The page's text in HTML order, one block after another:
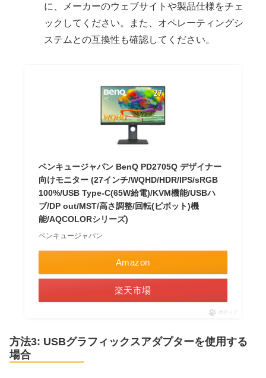
に、メーカーのウェブサイトや製品仕様をチェ
ックしてください。また、オペレーティングシ
ステムとの互換性も確認してください。
ベンキュージャパン BenQ PD2705Q デザイナー
向けモニター (27インチ/WQHD/HDR/IPS/sRGB
100%/USB Type-C(65W給電)/KVM機能/USBハ
ブ/DP out/MST/高さ調整/回転(ピボット)機
能/AQCOLORシリーズ)
ベンキュージャパン
Amazon
楽天市場
ポチップ
方法3: USBグラフィックスアダプターを使用する
場合